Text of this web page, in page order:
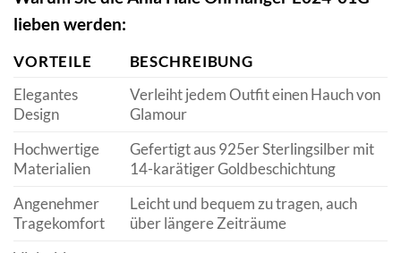
lieben werden:
VORTEILE
BESCHREIBUNG
Elegantes
Design
Verleiht jedem Outfit einen Hauch von
Glamour
Hochwertige
Materialien
Gefertigt aus 925er Sterlingsilber mit
14-karätiger Goldbeschichtung
Angenehmer
Tragekomfort
Leicht und bequem zu tragen, auch
über längere Zeiträume